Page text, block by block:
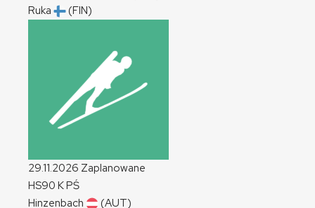
Ruka
(FIN)
29.11.2026 Zaplanowane
HS90 KPŚ
Hinzenbach
(AUT)